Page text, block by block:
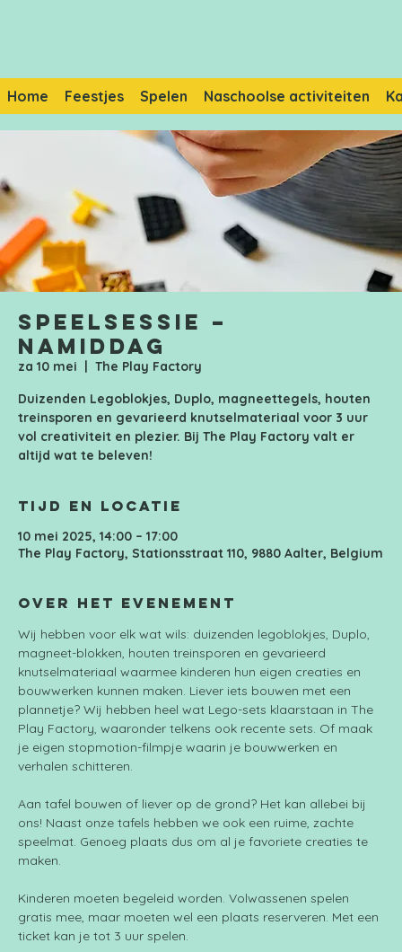
Home Feestjes Spelen Naschoolse activiteiten
Speelsessie –
Namiddag
za 10 mei
  |
The Play Factory
Duizenden Legoblokjes, Duplo, magneettegels, houten
treinsporen en gevarieerd knutselmateriaal voor 3 uur
vol creativiteit en plezier. Bij The Play Factory valt er
altijd wat te beleven!
Tijd en locatie
10 mei 2025, 14:00 – 17:00
The Play Factory, Stationsstraat 110, 9880 Aalter, Belgium
Over het evenement
Wij hebben voor elk wat wils: duizenden legoblokjes, Duplo,
magneet-blokken, houten treinsporen en gevarieerd
knutselmateriaal waarmee kinderen hun eigen creaties en
bouwwerken kunnen maken. Liever iets bouwen met een
plannetje? Wij hebben heel wat Lego-sets klaarstaan in The
Play Factory, waaronder telkens ook recente sets. Of maak
je eigen stopmotion-filmpje waarin je bouwwerken en
verhalen schitteren.
Aan tafel bouwen of liever op de grond? Het kan allebei bij
ons! Naast onze tafels hebben we ook een ruime, zachte
speelmat. Genoeg plaats dus om al je favoriete creaties te
maken.
Kinderen moeten begeleid worden. Volwassenen spelen
gratis mee, maar moeten wel een plaats reserveren. Met een
ticket kan je tot 3 uur spelen.